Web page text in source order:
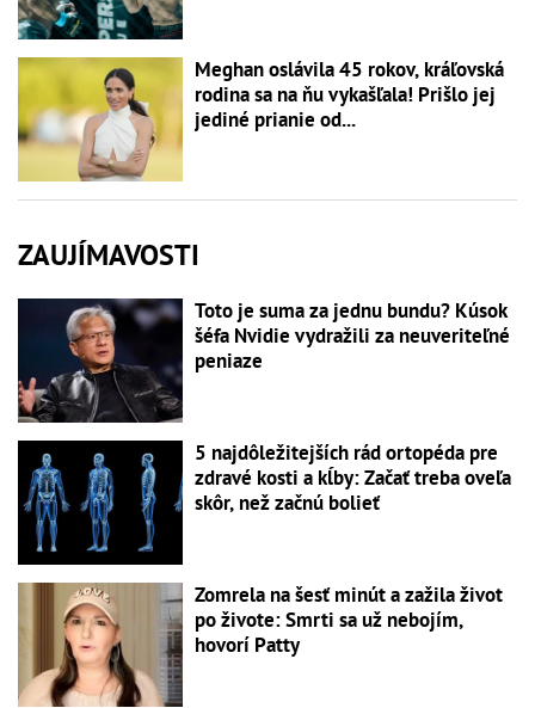
Meghan oslávila 45 rokov, kráľovská
rodina sa na ňu vykašľala! Prišlo jej
jediné prianie od...
ZAUJÍMAVOSTI
Toto je suma za jednu bundu? Kúsok
šéfa Nvidie vydražili za neuveriteľné
peniaze
5 najdôležitejších rád ortopéda pre
zdravé kosti a kĺby: Začať treba oveľa
skôr, než začnú bolieť
Zomrela na šesť minút a zažila život
po živote: Smrti sa už nebojím,
hovorí Patty